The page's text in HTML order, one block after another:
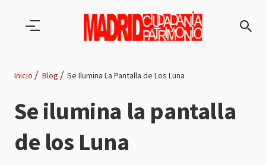
Ruta
de
navegación
Inicio Blog Se Ilumina La Pantalla de Los Luna
Se ilumina la pantalla
de los Luna